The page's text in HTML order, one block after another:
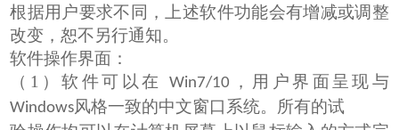
根据用户要求不同，上述软件功能会有增减或调整
改变 ， 恕不另行通知。
软件操作界面：
（ 1 ）软件可以在 Win7/10 ，用户界面呈现与
Windows风格一致的中文窗口系统。所有的试